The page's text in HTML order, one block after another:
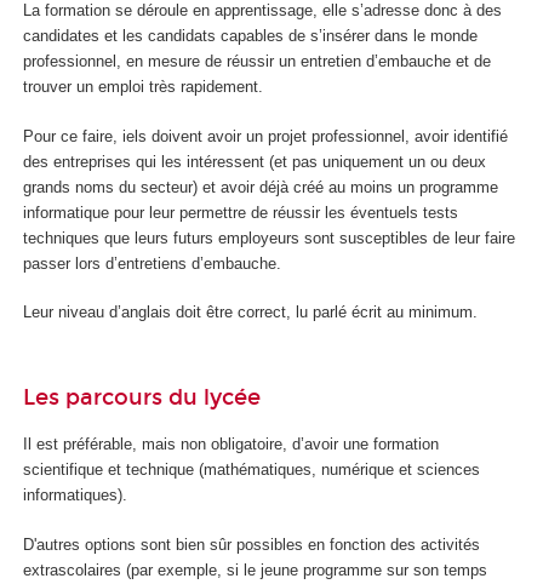
La formation se déroule en apprentissage, elle s’adresse donc à des
candidates et les candidats capables de s’insérer dans le monde
professionnel, en mesure de réussir un entretien d’embauche et de
trouver un emploi très rapidement.
Pour ce faire, iels doivent avoir un projet professionnel, avoir identifié
des entreprises qui les intéressent (et pas uniquement un ou deux
grands noms du secteur) et avoir déjà créé au moins un programme
informatique pour leur permettre de réussir les éventuels tests
techniques que leurs futurs employeurs sont susceptibles de leur faire
passer lors d’entretiens d’embauche.
Leur niveau d’anglais doit être correct, lu parlé écrit au minimum.
Les parcours du lycée
Il est préférable, mais non obligatoire, d’avoir une formation
scientifique et technique (mathématiques, numérique et sciences
informatiques).
D'autres options sont bien sûr possibles en fonction des activités
extrascolaires (par exemple, si le jeune programme sur son temps